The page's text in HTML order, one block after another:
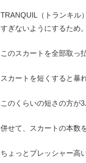
TRANQUIL（トランキル
すぎないようにするため。
このスカートを全部取っ
スカートを短くすると暴
このくらいの短さの方が
併せて、スカートの本数
ちょっとプレッシャー高